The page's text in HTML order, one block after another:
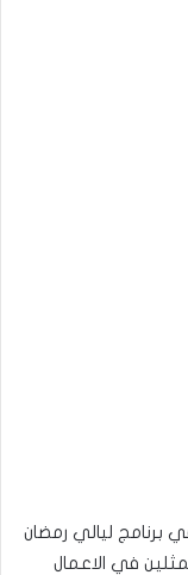
ليالي رمضان
في الاعمال